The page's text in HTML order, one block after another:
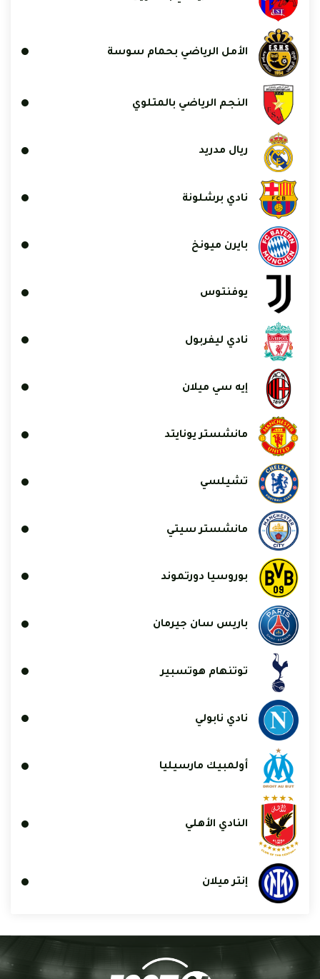
الأمل الرياضي بحمام سوسة
النجم الرياضي بالمتلوي
ريال مدريد
نادي برشلونة
بايرن ميونخ
يوفنتوس
نادي ليفربول
إيه سي ميلان
مانشستر يونايتد
تشيلسي
مانشستر سيتي
بوروسيا دورتموند
باريس سان جيرمان
توتنهام هوتسبير
نادي نابولي
أولمبيك مارسيليا
النادي الأهلي
إنتر ميلان